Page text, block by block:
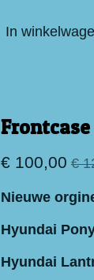
In
€ 100,00 €
Nieuwe
Hyundai
Hyundai